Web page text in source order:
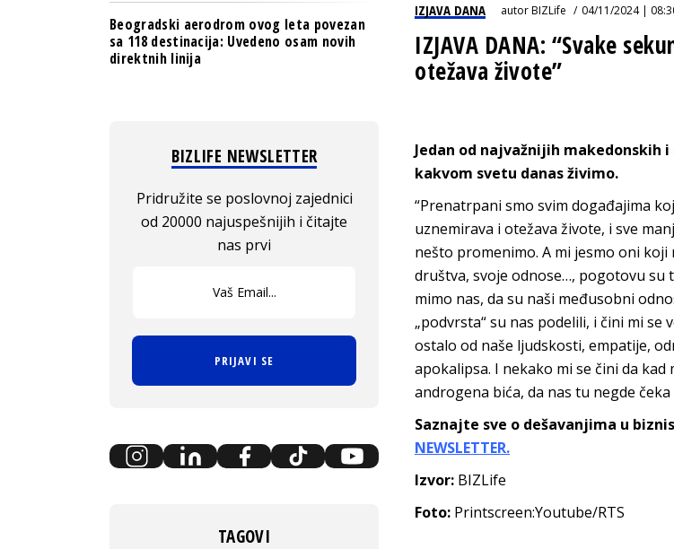
IZJAVA DANA autorBIZLife 04/11/2024 |
IZJAVA DANA: “Svake
otežava živote”
Jedan od najvažnijih makedonskih
kakvom svetu danas živimo.
“Prenatrpani smo svim događajima
uznemirava i otežava živote, i sve
nešto promenimo. A mi jesmo oni
društva, svoje odnose…, pogotovu su
mimo nas, da su naši međusobni
„podvrsta“ su nas podelili, i čini mi se
ostalo od naše ljudskosti, empatije,
apokalipsa. I nekako mi se čini da
androgena bića, da nas tu negde
Saznajte sve o dešavanjima u
NEWSLETTER.
Izvor: BIZLife
Foto: Printscreen:Youtube/RTS
Beogradski aerodrom ovog leta povezan
sa 118 destinacija: Uvedeno osam novih
direktnih linija
BIZLIFE NEWSLETTER
Pridružite se poslovnoj zajednici
od 20000 najuspešnijih i čitajte
nas prvi
PRIJAVI SE
TAGOVI